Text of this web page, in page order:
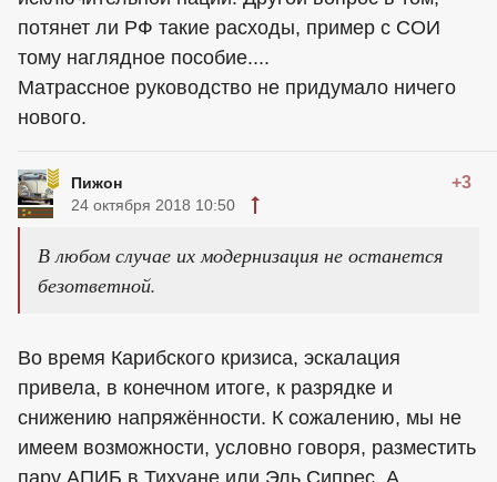
потянет ли РФ такие расходы, пример с СОИ
тому наглядное пособие....
Матрассное руководство не придумало ничего
нового.
Пижон +3
24 октября 2018 10:50
В любом случае их модернизация не останется
безответной.
Во время Карибского кризиса, эскалация
привела, в конечном итоге, к разрядке и
снижению напряжённости. К сожалению, мы не
имеем возможности, условно говоря, разместить